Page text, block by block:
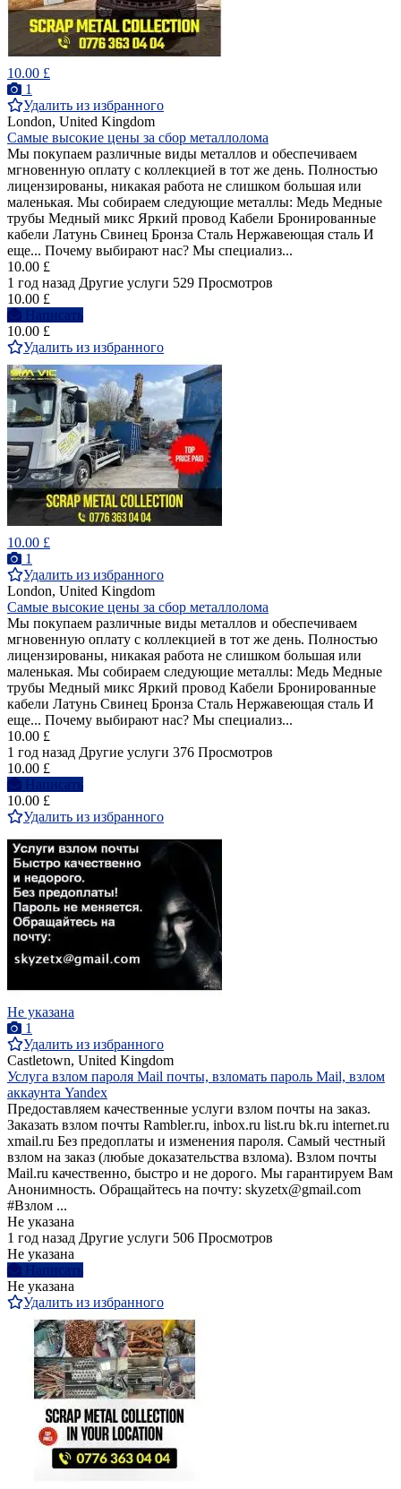
10.00 £
1
Удалить из избранного
London, United Kingdom
Самые высокие цены за сбор металлолома
Мы покупаем различные виды металлов и обеспечиваем
мгновенную оплату с коллекцией в тот же день. Полностью
лицензированы, никакая работа не слишком большая или
маленькая. Мы собираем следующие металлы: Медь Медные
трубы Медный микс Яркий провод Кабели Бронированные
кабели Латунь Свинец Бронза Сталь Нержавеющая сталь И
еще... Почему выбирают нас? Мы специализ...
10.00 £
1 год назад Другие услуги 529 Просмотров
10.00 £
Написать
10.00 £
Удалить из избранного
10.00 £
1
Удалить из избранного
London, United Kingdom
Самые высокие цены за сбор металлолома
Мы покупаем различные виды металлов и обеспечиваем
мгновенную оплату с коллекцией в тот же день. Полностью
лицензированы, никакая работа не слишком большая или
маленькая. Мы собираем следующие металлы: Медь Медные
трубы Медный микс Яркий провод Кабели Бронированные
кабели Латунь Свинец Бронза Сталь Нержавеющая сталь И
еще... Почему выбирают нас? Мы специализ...
10.00 £
1 год назад Другие услуги 376 Просмотров
10.00 £
Написать
10.00 £
Удалить из избранного
Не указана
1
Удалить из избранного
Castletown, United Kingdom
Услуга взлом пароля Mail почты, взломать пароль Mail, взлом
аккаунта Yandex
Предоставляем качественные услуги взлом почты на заказ.
Заказать взлoм почты Rambler.ru, inbox.ru list.ru bk.ru internet.ru
xmail.ru Без предоплаты и изменения пароля. Самый честный
взлом на заказ (любые доказательства взлома). Bзлом почты
Mail.ru качественно, быстро и не дорого. Мы гарантируем Вам
Анонимность. Обращайтесь на почту: skyzetx@gmail.com
#Взлом ...
Не указана
1 год назад Другие услуги 506 Просмотров
Не указана
Написать
Не указана
Удалить из избранного